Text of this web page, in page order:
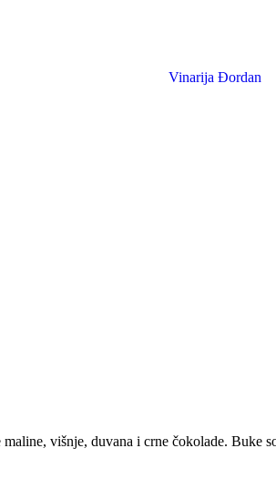
Vinarija Đordan
višnje, duvana i crne čokolade. Buke